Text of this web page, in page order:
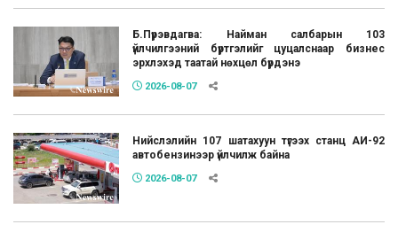
Б.Пүрэвдагва: Найман салбарын 103
үйлчилгээний бүртгэлийг цуцалснаар бизнес
эрхлэхэд таатай нөхцөл бүрдэнэ
2026-08-07
Нийслэлийн 107 шатахуун түгээх станц АИ-92
автобензинээр үйлчилж байна
2026-08-07